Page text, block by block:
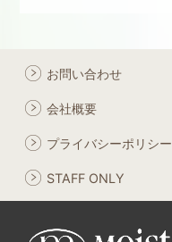
お問い合わせ
会社概要
プライバシーポリシー
STAFF ONLY